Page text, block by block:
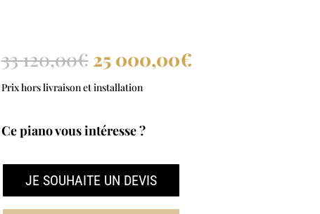
33 120,00€ Le
prix
était :
120,00€.
25 000,00€Le
Prix hors livraison et installation
Ce piano vous intéresse ?
JE SOUHAITE UN DEVIS